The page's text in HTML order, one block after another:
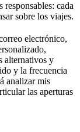
responsables: cada
sobre los viajes.
electrónico,
alternativos y
y la frecuencia
analizar mis
las aperturas